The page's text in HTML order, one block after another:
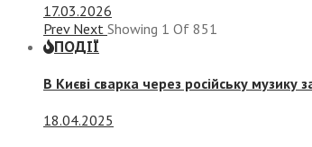
17.03.2026
Prev Next Showing 1 Of 851
ПОДІЇ
В Києві сварка через російську музику
18.04.2025